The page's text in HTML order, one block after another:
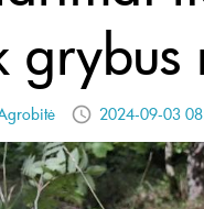
grybus
2024-09-03